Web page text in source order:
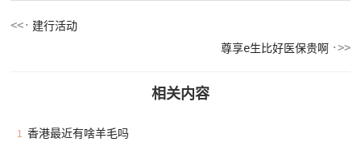
建行活动
尊享e生比好医保贵啊
相关内容
1 香港最近有啥羊毛吗